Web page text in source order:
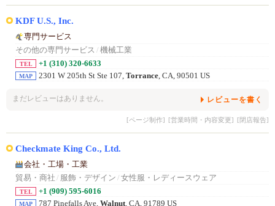
KDF U.S., Inc.
専門サービス
その他の専門サービス / 機械工業
TEL +1 (310) 320-6633
MAP 2301 W 205th St Ste 107, Torrance, CA, 90501 US
まだレビューはありません。 レビューを書く
[ページ制作] [営業時間・内容変更] [閉店報告]
Checkmate King Co., Ltd.
会社・工場・工業
貿易・商社 / 服飾・デザイン / 女性服・レディースウェア
TEL +1 (909) 595-6016
MAP 787 Pinefalls Ave, Walnut, CA, 91789 US